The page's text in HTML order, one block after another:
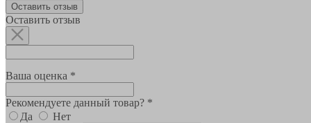
Оставить отзыв
Оставить отзыв
Ваша оценка *
Рекомендуете данный товар? *
Да
Нет